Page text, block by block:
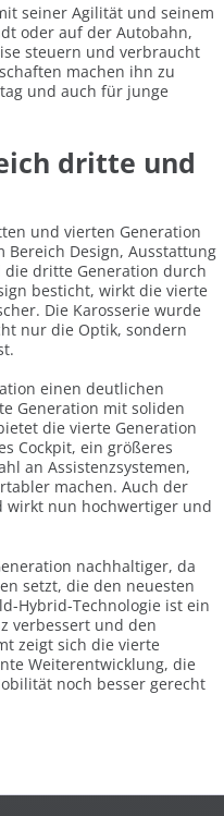
seiner Agilität und seinem
oder auf der Autobahn,
steuern und verbraucht
machen ihn zu
und auch für junge
dritte und
und vierten Generation
Bereich Design, Ausstattung
dritte Generation durch
besticht, wirkt die vierte
Die Karosserie wurde
nur die Optik, sondern
einen deutlichen
Generation mit soliden
die vierte Generation
Cockpit, ein größeres
an Assistenzsystemen,
machen. Auch der
wirkt nun hochwertiger und
nachhaltiger, da
setzt, die den neuesten
Hybrid-Technologie ist ein
verbessert und den
zeigt sich die vierte
Weiterentwicklung, die
noch besser gerecht